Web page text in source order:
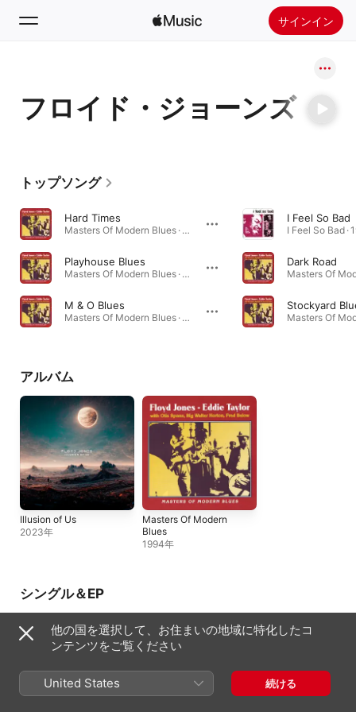
サインイン
ホーム
ラジオ
フロイド・ジョーンズ
トップソング
Hard Times
Masters Of Modern Blues · 1994年
Playhouse Blues
Masters Of Modern Blues · 1994年
M & O Blues
Masters Of Modern Blues · 1994年
I Feel So Bad
I Feel So Bad ·
Dark Road
Stockyard
アルバム
Illusion of Us
2023年
Masters Of Modern
Blues
1994年
シングル＆EP
他の国を選択して、お住まいの地域に特化したコ
ンテンツをご覧ください
United States 続ける